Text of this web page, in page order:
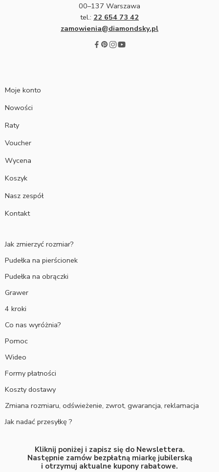
00–137 Warszawa
tel.: 22 654 73 42
zamowienia@diamondsky.pl
Moje konto
Nowości
Raty
Voucher
Wycena
Koszyk
Nasz zespół
Kontakt
Jak zmierzyć rozmiar?
Pudełka na pierścionek
Pudełka na obrączki
Grawer
4 kroki
Co nas wyróżnia?
Pomoc
Wideo
Formy płatności
Koszty dostawy
Zmiana rozmiaru, odświeżenie, zwrot, gwarancja, reklamacja
Jak nadać przesyłkę ?
Kliknij poniżej i zapisz się do Newslettera.
Następnie zamów bezpłatną miarkę jubilerską
i otrzymuj aktualne kupony rabatowe.